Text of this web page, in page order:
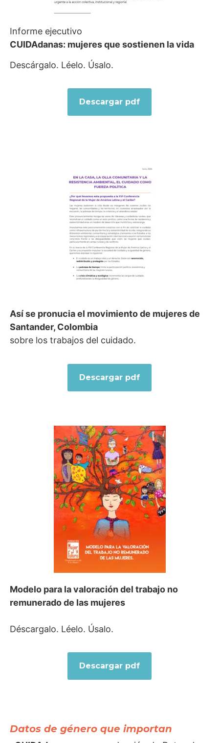
Informe ejecutivo
CUIDAdanas: mujeres que sostienen la vida
Descárgalo. Léelo. Úsalo.
Descargar pdf
Así se pronucia el movimiento de mujeres de
Santander, Colombia
sobre los trabajos del cuidado.
Descargar pdf
Modelo para la valoración del trabajo no
remunerado de las mujeres
Déscargalo. Léelo. Úsalo.
Descargar pdf
Datos de género que importan